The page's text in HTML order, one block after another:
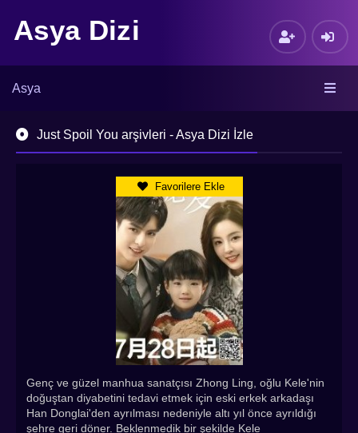
Asya Dizi
Asya
Just Spoil You arşivleri - Asya Dizi İzle
Favorilere Ekle
Genç ve güzel manhua sanatçısı Zhong Ling, oğlu Kele'nin
doğuştan diyabetini tedavi etmek için eski erkek arkadaşı
Han Donglai'den ayrılması nedeniyle altı yıl önce ayrıldığı
şehre geri döner. Beklenmedik bir şekilde Kele